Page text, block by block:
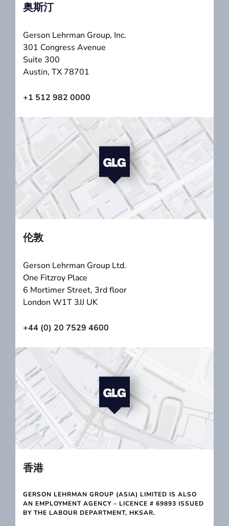
奥斯汀
Gerson Lehrman Group, Inc.
301 Congress Avenue
Suite 300
Austin, TX 78701
+1 512 982 0000
伦敦
Gerson Lehrman Group Ltd.
One Fitzroy Place
6 Mortimer Street, 3rd floor
London W1T 3JJ UK
+44 (0) 20 7529 4600
香港
GERSON LEHRMAN GROUP (ASIA) LIMITED IS ALSO
AN EMPLOYMENT AGENCY – LICENCE # 69893 ISSUED
BY THE LABOUR DEPARTMENT, HKSAR.